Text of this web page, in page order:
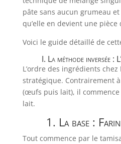
pâte sans aucun grumeau
qu’elle en devient une pièce
Voici le guide détaillé de
I. La méthode inversée :
L’ordre des ingrédients
stratégique. Contrairement
(œufs puis lait), il
lait.
1. La base :
Tout commence par le